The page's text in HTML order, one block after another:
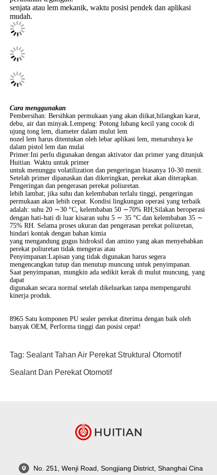
senjata atau lem mekanik, waktu posisi pendek dan aplikasi
mudah.
Cara menggunakan
Pembersihan: Bersihkan permukaan yang akan diikat,hilangkan karat,
debu, air dan minyak.Lempeng: Potong lubang kecil yang cocok di
ujung tong lem, diameter dalam mulut lem
nozel lem harus ditentukan oleh lebar aplikasi lem, menaruhnya ke
dalam pistol lem dan mulai
Primer:Ini perlu digunakan dengan aktivator dan primer yang ditunjuk
Huitian. Waktu untuk primer
untuk menunggu volatilization dan pengeringan biasanya 10-30 menit.
Setelah primer dipanaskan dan dikeringkan, perekat akan diterapkan.
Pengeringan dan pengerasan perekat poliuretan.
lebih lambat; jika suhu dan kelembaban terlalu tinggi, pengeringan
permukaan akan lebih cepat. Kondisi lingkungan operasi yang terbaik
adalah: suhu 20 ∼30 °C, kelembaban 50 ∼70% RH;Silakan beroperasi
dengan hati-hati di luar kisaran suhu 5 ∼ 35 °C dan kelembaban 35 ∼
75% RH. Selama proses ukuran dan pengerasan perekat poliuretan,
hindari kontak dengan bahan kimia
yang mengandung gugus hidroksil dan amino yang akan menyebabkan
perekat poliuretan tidak mengeras atau
Penyimpanan:Lapisan yang tidak digunakan harus segera
mengencangkan tutup dan menutup muncung untuk penyimpanan.
Saat penyimpanan, mungkin ada sedikit kerak di mulut muncung, yang
dapat
digunakan secara normal setelah dikeluarkan tanpa mempengaruhi
kinerja produk.
8965 Satu komponen PU sealer perekat diterima dengan baik oleh
banyak OEM, Performa tinggi dan posisi cepat!
Tag: Sealant Tahan Air Perekat Struktural Otomotif
Sealant Dan Perekat Otomotif
No. 251, Wenji Road, Songjiang District, Shanghai Cina